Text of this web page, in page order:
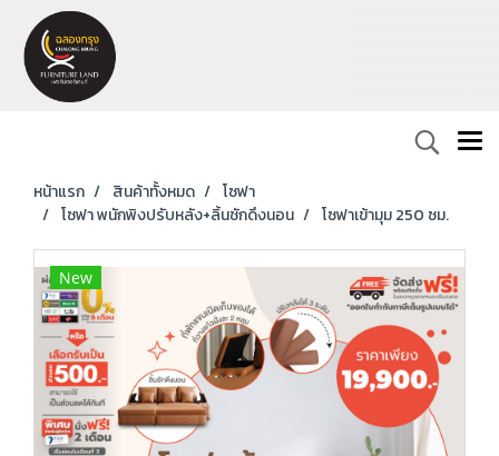
หน้าแรก สินค้าทั้งหมด
โซฟา
โซฟา พนักพิงปรับหลัง+ลิ้นชักดึงนอน
โซฟาเข้ามุม 250 ซม.
New